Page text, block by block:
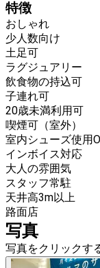
特徴
おしゃれ
少人数向け
土足可
ラグジュアリー
飲食物の持込可
子連れ可
20歳未満利用可
喫煙可（室外）
室内シューズ使用
インボイス対応
大人の雰囲気
スタッフ常駐
天井高3m以上
路面店
写真
写真をクリックす